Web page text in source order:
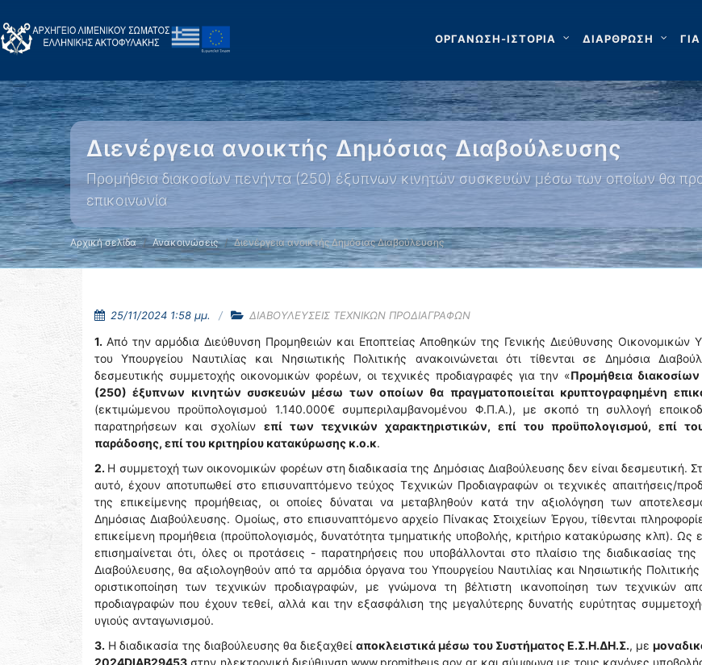
ΟΡΓΑΝΩΣΗ-ΙΣΤΟΡΙΑ ΔΙΑΡΘΡΩΣΗ
Διενέργεια ανοικτής Δημόσιας Διαβούλευσης
Προμήθεια διακοσίων πενήντα (250) έξυπνων κινητών συσκευών μέσω των οποίων θα
επικοινωνία
Αρχική σελίδα Ανακοινώσεις Διενέργεια ανοικτής Δημόσιας Διαβούλευσης
25/11/2024 1:58 μμ. ΔΙΑΒΟΥΛΕΥΣΕΙΣ ΤΕΧΝΙΚΩΝ ΠΡΟΔΙΑΓΡΑΦΩΝ
1. Από την αρμόδια Διεύθυνση Προμηθειών και Εποπτείας Αποθηκών της Γενικής Διεύθυνσης Οικονομικών
του Υπουργείου Ναυτιλίας και Νησιωτικής Πολιτικής ανακοινώνεται ότι τίθενται σε Δημόσια
δεσμευτικής συμμετοχής οικονομικών φορέων, οι τεχνικές προδιαγραφές για την «Προμήθεια
(250) έξυπνων κινητών συσκευών μέσω των οποίων θα πραγματοποιείται κρυπτογραφημένη
(εκτιμώμενου προϋπολογισμού 1.140.000€ συμπεριλαμβανομένου Φ.Π.Α.), με σκοπό τη συλλογή
παρατηρήσεων και σχολίωνεπί των τεχνικών χαρακτηριστικών, επί του προϋπολογισμού, επί
παράδοσης, επί του κριτηρίου κατακύρωσης κ.ο.κ.
2. H συμμετοχή των οικονομικών φορέων στη διαδικασία της Δημόσιας Διαβούλευσης δεν είναι δεσμευτική.
αυτό, έχουν αποτυπωθεί στο επισυναπτόμενο τεύχος Τεχνικών Προδιαγραφών οι τεχνικές απαιτήσεις/
της επικείμενης προμήθειας, οι οποίες δύναται να μεταβληθούν κατά την αξιολόγηση των
Δημόσιας Διαβούλευσης. Ομοίως, στο επισυναπτόμενο αρχείο Πίνακας Στοιχείων Έργου, τίθενται
επικείμενη προμήθεια (προϋπολογισμός, δυνατότητα τμηματικής υποβολής, κριτήριο κατακύρωσης κλπ). Ως
επισημαίνεται ότι, όλες οι προτάσεις - παρατηρήσεις που υποβάλλονται στο πλαίσιο της διαδικασίας της
Διαβούλευσης, θα αξιολογηθούν από τα αρμόδια όργανα του Υπουργείου Ναυτιλίας και Νησιωτικής
οριστικοποίηση των τεχνικών προδιαγραφών, με γνώμονα τη βέλτιστη ικανοποίηση των τεχνικών
προδιαγραφών που έχουν τεθεί, αλλά και την εξασφάλιση της μεγαλύτερης δυνατής ευρύτητας
υγιούς ανταγωνισμού.
3. Η διαδικασία της διαβούλευσης θα διεξαχθείαποκλειστικά μέσω του Συστήματος Ε.Σ.Η.ΔΗ.Σ., με
2024DIAB29453 στην ηλεκτρονική διεύθυνση www.promitheus.gov.gr και σύμφωνα με τους κανόνες